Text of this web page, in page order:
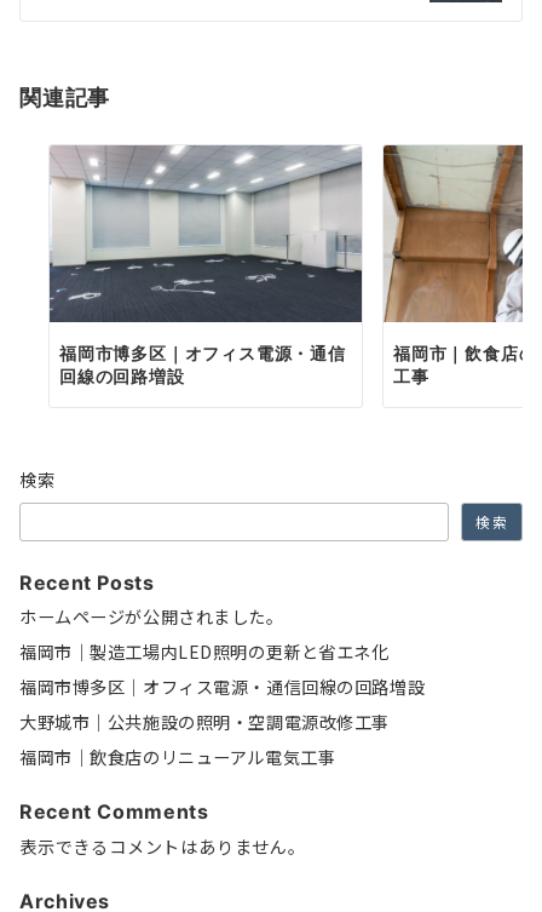
関連記事
福岡市博多区｜オフィス電源・通信
回線の回路増設
福岡市｜飲食店
工事
検索
検索
Recent Posts
ホームページが公開されました。
福岡市｜製造工場内LED照明の更新と省エネ化
福岡市博多区｜オフィス電源・通信回線の回路増設
大野城市｜公共施設の照明・空調電源改修工事
福岡市｜飲食店のリニューアル電気工事
Recent Comments
表示できるコメントはありません。
Archives